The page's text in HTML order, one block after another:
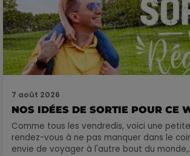
7 août 2026
NOS IDÉES DE SORTIE POUR CE
Comme tous les vendredis, voici une
rendez-vous à ne pas manquer dans le
envie de voyager à l'autre bout du